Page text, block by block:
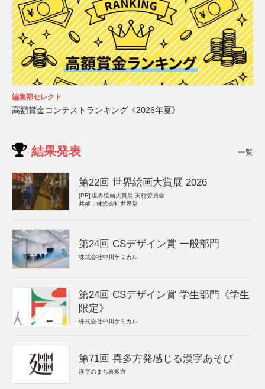
編集部セレクト
高額賞金コンテストランキング《2026年夏》
結果発表 一覧
第22回 世界絵画大賞展 2026
[PR] 世界絵画大賞展 実行委員会
共催：株式会社世界堂
第24回 CSデザイン賞 一般部門
株式会社中川ケミカル
第24回 CSデザイン賞 学生部門《学生
限定》
株式会社中川ケミカル
第71回 喜多方発感じる漢字あそび
漢字のまち喜多方